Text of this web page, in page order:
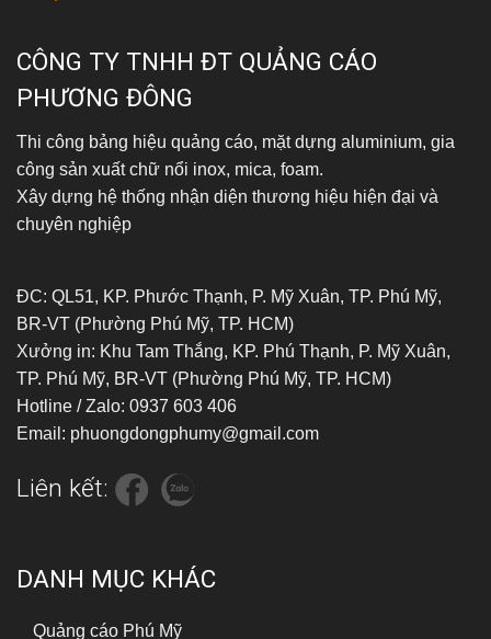
CÔNG TY TNHH ĐT QUẢNG CÁO
PHƯƠNG ĐÔNG
Thi công bảng hiệu quảng cáo, mặt dựng aluminium, gia
công sản xuất chữ nổi inox, mica, foam.
Xây dựng hệ thống nhận diện thương hiệu hiện đại và
chuyên nghiệp
ĐC: QL51, KP. Phước Thạnh, P. Mỹ Xuân, TP. Phú Mỹ,
BR-VT (Phường Phú Mỹ, TP. HCM)
Xưởng in: Khu Tam Thắng, KP. Phú Thạnh, P. Mỹ Xuân,
TP. Phú Mỹ, BR-VT (Phường Phú Mỹ, TP. HCM)
Hotline / Zalo: 0937 603 406
Email: phuongdongphumy@gmail.com
Liên kết:
DANH MỤC KHÁC
Quảng cáo Phú Mỹ